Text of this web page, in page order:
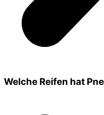
Welche Reifen hat